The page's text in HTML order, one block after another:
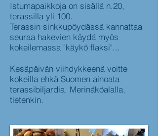
Istumapaikkoja on sisällä n.20,
terassilla yli 100.
Terassin sinkkupöydässä kannattaa
seuraa hakevien käydä myös
kokeilemassa "käykö flaksi"...
Kesäpäivän viihdykkeenä voitte
kokeilla ehkä Suomen ainoata
terassibiljardia. Merinäköalalla,
tietenkin.